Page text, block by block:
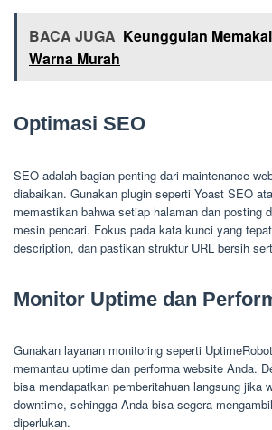
BACA JUGA Keunggulan
Warna Murah
Optimasi SEO
SEO adalah bagian penting dari maintenance
diabaikan. Gunakan plugin seperti Yoast SEO
memastikan bahwa setiap halaman dan posting
mesin pencari. Fokus pada kata kunci yang
description, dan pastikan struktur URL bersih
Monitor Uptime dan
Gunakan layanan monitoring seperti
memantau uptime dan performa website Anda.
bisa mendapatkan pemberitahuan langsung jika
downtime, sehingga Anda bisa segera
diperlukan.